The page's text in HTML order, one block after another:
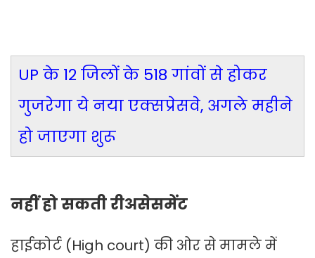
UP के 12 जिलों के 518 गांवों से होकर
गुजरेगा ये नया एक्सप्रेसवे, अगले महीने
हो जाएगा शुरू
नहीं हो सकती रीअसेसमेंट
हाईकोर्ट (High court) की ओर से मामले में